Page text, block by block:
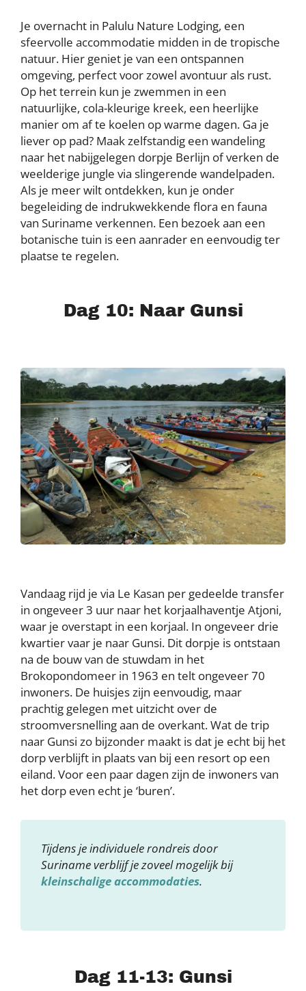
Je overnacht in Palulu Nature Lodging, een
sfeervolle accommodatie midden in de tropische
natuur. Hier geniet je van een ontspannen
omgeving, perfect voor zowel avontuur als rust.
Op het terrein kun je zwemmen in een
natuurlijke, cola-kleurige kreek, een heerlijke
manier om af te koelen op warme dagen. Ga je
liever op pad? Maak zelfstandig een wandeling
naar het nabijgelegen dorpje Berlijn of verken de
weelderige jungle via slingerende wandelpaden.
Als je meer wilt ontdekken, kun je onder
begeleiding de indrukwekkende flora en fauna
van Suriname verkennen. Een bezoek aan een
botanische tuin is een aanrader en eenvoudig ter
plaatse te regelen.
Dag 10: Naar Gunsi
Vandaag rijd je via Le Kasan per gedeelde transfer
in ongeveer 3 uur naar het korjaalhaventje Atjoni,
waar je overstapt in een korjaal. In ongeveer drie
kwartier vaar je naar Gunsi. Dit dorpje is ontstaan
na de bouw van de stuwdam in het
Brokopondomeer in 1963 en telt ongeveer 70
inwoners. De huisjes zijn eenvoudig, maar
prachtig gelegen met uitzicht over de
stroomversnelling aan de overkant. Wat de trip
naar Gunsi zo bijzonder maakt is dat je echt bij het
dorp verblijft in plaats van bij een resort op een
eiland. Voor een paar dagen zijn de inwoners van
het dorp even echt je ‘buren’.
Tijdens je individuele rondreis door
Suriname verblijf je zoveel mogelijk bij
kleinschalige accommodaties.
Dag 11-13: Gunsi